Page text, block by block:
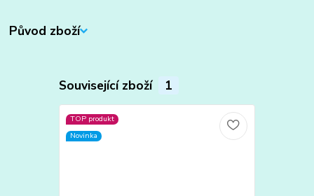
Původ zboží
Související zboží 1
TOP produkt
Novinka